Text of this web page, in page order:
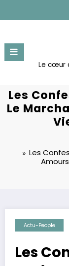
contenu
Le cœur
Les
Le
Les
Actu-People
Les